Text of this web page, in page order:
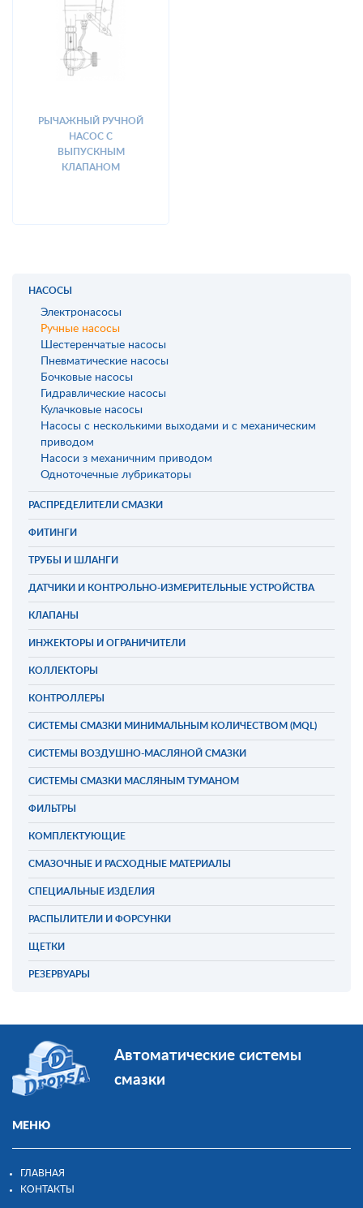
РЫЧАЖНЫЙ РУЧНОЙ
НАСОС С
ВЫПУСКНЫМ
КЛАПАНОМ
НАСОСЫ
Электронасосы
Ручные насосы
Шестеренчатые насосы
Пневматические насосы
Бочковые насосы
Гидравлические насосы
Кулачковые насосы
Насосы с несколькими выходами и с механическим
приводом
Насоси з механичним приводом
Одноточечные лубрикаторы
РАСПРЕДЕЛИТЕЛИ СМАЗКИ
ФИТИНГИ
ТРУБЫ И ШЛАНГИ
ДАТЧИКИ И КОНТРОЛЬНО-ИЗМЕРИТЕЛЬНЫЕ УСТРОЙСТВА
КЛАПАНЫ
ИНЖЕКТОРЫ И ОГРАНИЧИТЕЛИ
КОЛЛЕКТОРЫ
КОНТРОЛЛЕРЫ
СИСТЕМЫ СМАЗКИ МИНИМАЛЬНЫМ КОЛИЧЕСТВОМ (MQL)
СИСТЕМЫ ВОЗДУШНО-МАСЛЯНОЙ СМАЗКИ
СИСТЕМЫ СМАЗКИ МАСЛЯНЫМ ТУМАНОМ
ФИЛЬТРЫ
КОМПЛЕКТУЮЩИЕ
СМАЗОЧНЫЕ И РАСХОДНЫЕ МАТЕРИАЛЫ
СПЕЦИАЛЬНЫЕ ИЗДЕЛИЯ
РАСПЫЛИТЕЛИ И ФОРСУНКИ
ЩЕТКИ
РЕЗЕРВУАРЫ
Автоматические системы
смазки
МЕНЮ
ГЛАВНАЯ
КОНТАКТЫ